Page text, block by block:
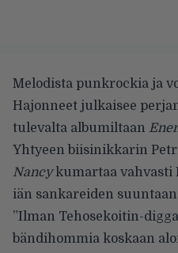
Melodista punkrockia ja
Hajonneet julkaisee
tulevalta albumiltaan
Yhtyeen biisinikkarin
Nancykumartaa vahvasti
iän sankareiden
”Ilman Tehosekoitin-
bändihommia koskaan